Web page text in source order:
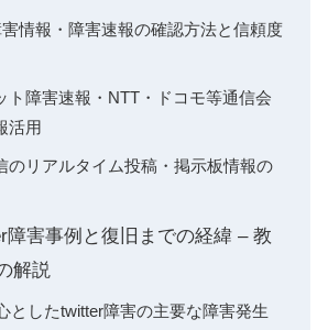
情報・障害速報の確認方法と信頼度
ト障害速報・NTT・ドコモ等通信会
活用
のリアルタイム投稿・掲示板情報の
障害事例と復旧までの経緯 – 教
解説
としたtwitter障害の主要な障害発生